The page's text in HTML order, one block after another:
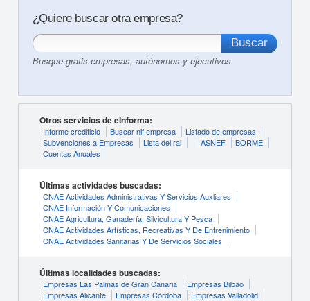
¿Quiere buscar otra empresa?
Busque gratis empresas, autónomos y ejecutivos
Otros servicios de eInforma:
Informe crediticio Buscar nif empresa
Listado de empresas
Subvenciones a Empresas
Lista del rai ASNEF
BORME
Cuentas Anuales
Últimas actividades buscadas:
CNAE Actividades Administrativas Y Servicios Auxliares
CNAE Información Y Comunicaciones
CNAE Agricultura, Ganadería, Silvicultura Y Pesca
CNAE Actividades Artísticas, Recreativas Y De Entrenimiento
CNAE Actividades Sanitarias Y De Servicios Sociales
Últimas localidades buscadas:
Empresas Las Palmas de Gran Canaria
Empresas Bilbao
Empresas Alicante
Empresas Córdoba Empresas Valladolid